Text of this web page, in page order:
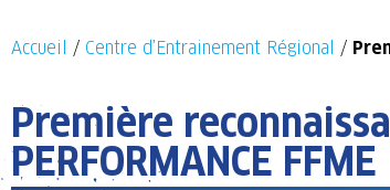
Accueil / Centre d’Entrainement Régional /
Première
PERFORMANCE FFME